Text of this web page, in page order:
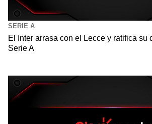
SERIE A
El Inter arrasa con el Lecce y ratifica su
Serie A